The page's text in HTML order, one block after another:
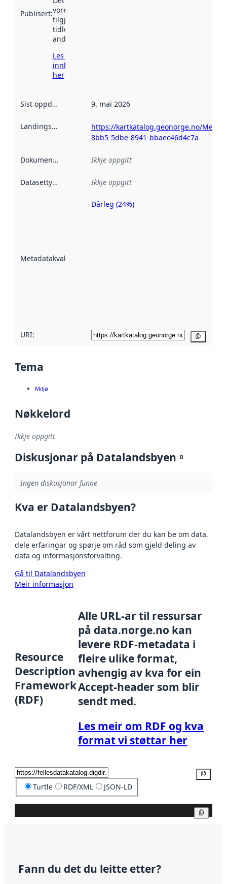
Publisert:vore
tilgjengeleg
tidlegare
andre stader.
Les meir om
innhenting
her
Sist oppdatert 9. mai 2026
Landingsside
https://kartkatalog.geonorge.no/
8bb5-5dbe-8941-bbaec46d4c7a
Dokumentasjon Ikkje oppgitt
Datasettype Ikkje oppgitt
Metadatakvalitet
Metadatakvalitet
Dårleg (24%)
URI:
Tema
Miljø
Nøkkelord
Ikkje oppgitt
Diskusjonar på Datalandsbyen 0
Ingen diskusjonar funne
Kva er Datalandsbyen?
Datalandsbyen er vårt nettforum der du kan be om data,
dele erfaringar og spørje om råd som gjeld deling av
data og informasjonsforvalting.
Gå til Datalandsbyen
Meir informasjon
Resource
Description
Framework
(RDF)
Alle URL-ar til ressursar
på data.norge.no kan
levere RDF-metadata i
fleire ulike format,
avhengig av kva for ein
Accept-header som blir
sendt med.
Les meir om RDF og kva
format vi støttar her
Turtle RDF/XML JSON-LD
Fann du det du leitte etter?